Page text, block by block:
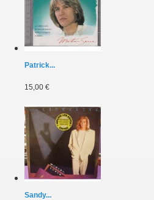
Patrick...
15,00 €
Sandy...